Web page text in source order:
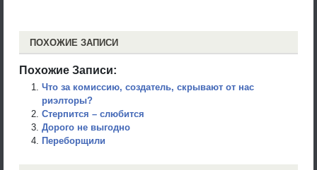
ПОХОЖИЕ ЗАПИСИ
Похожие Записи:
Что за комиссию, создатель, скрывают от нас
риэлторы?
Стерпится – слюбится
Дорого не выгодно
Переборщили